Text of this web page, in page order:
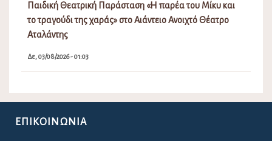
Παιδική Θεατρική Παράσταση «Η παρέα του Μίκυ και
το τραγούδι της χαράς» στο Αιάντειο Ανοιχτό Θέατρο
Αταλάντης
Δε, 03/08/2026 - 01:03
ΕΠΙΚΟΙΝΩΝΊΑ